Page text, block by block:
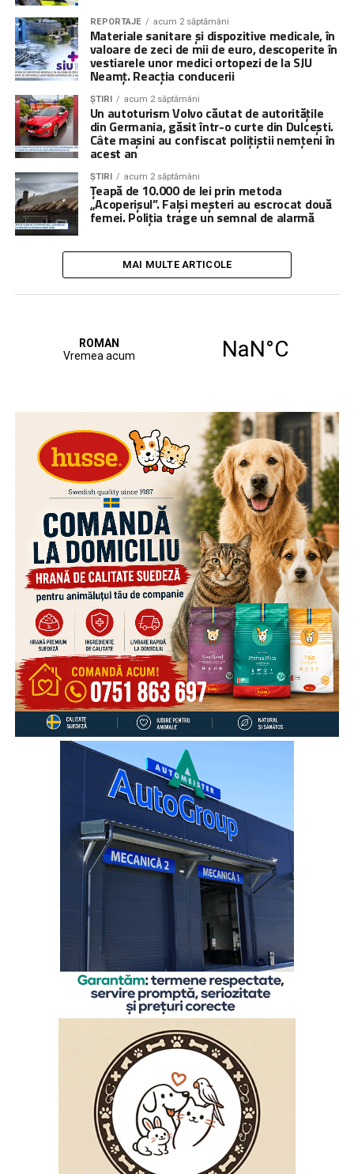
REPORTAJE acum 2 săptămâni
Materiale sanitare și dispozitive medicale, în
valoare de zeci de mii de euro, descoperite în
vestiarele unor medici ortopezi de la SJU
Neamț. Reacția conducerii
ȘTIRI acum 2 săptămâni
Un autoturism Volvo căutat de autoritățile
din Germania, găsit într-o curte din Dulcești.
Câte mașini au confiscat polițiștii nemțeni în
acest an
ȘTIRI acum 2 săptămâni
Țeapă de 10.000 de lei prin metoda
„Acoperișul”. Falși meșteri au escrocat două
femei. Poliția trage un semnal de alarmă
MAI MULTE ARTICOLE